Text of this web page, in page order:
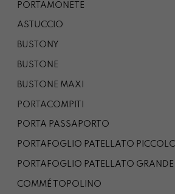
PORTAMONETE
ASTUCCIO
BUSTONY
BUSTONE
BUSTONE MAXI
PORTACOMPITI
PORTA PASSAPORTO
PORTAFOGLIO PATELLATO
PORTAFOGLIO PATELLATO GRANDE
COMMÉ TOPOLINO